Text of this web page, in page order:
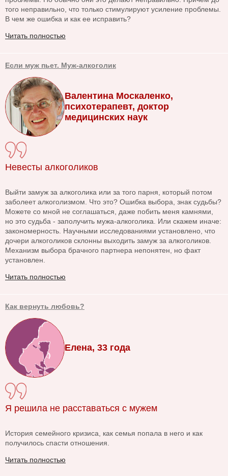
того неправильно, что только стимулируют усиление проблемы.
В чем же ошибка и как ее исправить?
Читать полностью
Если муж пьет. Муж-алкоголик
Валентина Москаленко,
психотерапевт, доктор
медицинских наук
Невесты алкоголиков
Выйти замуж за алкоголика или за того парня, который потом
заболеет алкоголизмом. Что это? Ошибка выбора, знак судьбы?
Можете со мной не соглашаться, даже побить меня камнями,
но это судьба - заполучить мужа-алкоголика. Или скажем иначе:
закономерность. Научными исследованиями установлено, что
дочери алкоголиков склонны выходить замуж за алкоголиков.
Механизм выбора брачного партнера непонятен, но факт
установлен.
Читать полностью
Как вернуть любовь?
Елена, 33 года
Я решила не расставаться с мужем
История семейного кризиса, как семья попала в него и как
получилось спасти отношения.
Читать полностью